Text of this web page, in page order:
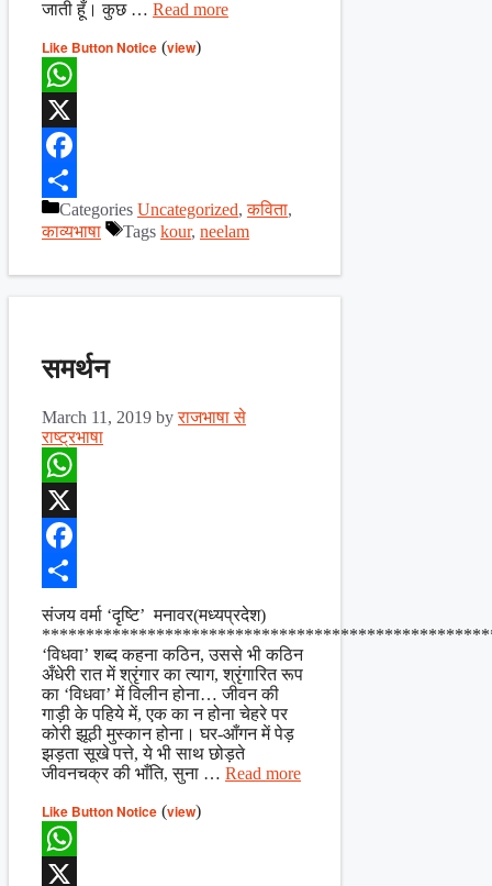
जाती हूँ। कुछ … Read more
Like Button Notice (view)
WhatsApp
X
Facebook
ShareCategories Uncategorized,कविता,
काव्यभाषा
Tags kour, neelam
समर्थन
March 11, 2019 byराजभाषा से
राष्ट्रभाषा
WhatsApp
X
Facebook
Share
संजय वर्मा ‘दृष्टि’ मनावर(मध्यप्रदेश)
‘विधवा’ शब्द कहना कठिन, उससे भी कठिन
अँधेरी रात में श्रृंगार का त्याग, श्रृंगारित रूप
का ‘विधवा’ में विलीन होना… जीवन की
गाड़ी के पहिये में, एक का न होना चेहरे पर
कोरी झूठी मुस्कान होना। घर-आँगन में पेड़
झड़ता सूखे पत्ते, ये भी साथ छोड़ते
जीवनचक्र की भाँति, सुना … Read more
Like Button Notice (view)
WhatsApp